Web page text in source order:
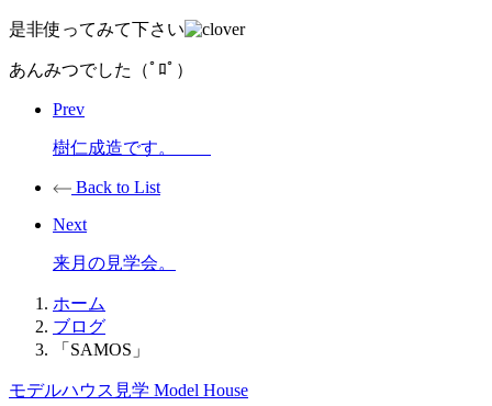
是非使ってみて下さい
あんみつでした（ﾟﾛﾟ）
Prev
樹仁成造です。
Back to List
Next
来月の見学会。
ホーム
ブログ
「SAMOS」
モデルハウス見学 Model House